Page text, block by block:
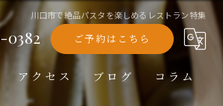
川口市で絶品パスタを楽しめるレストラン特集
0382 ご予約はこちら
アクセス ブログ コラム